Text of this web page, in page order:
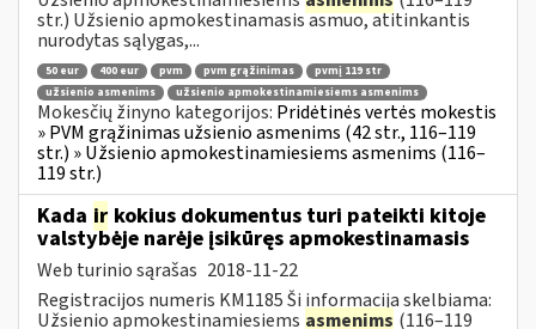
str.) Užsienio apmokestinamasis asmuo, atitinkantis
nurodytas sąlygas,...
50 eur 400 eur pvm pvm grąžinimas
pvmį 119 str
užsienio asmenims
užsienio apmokestinamiesiems asmenims
Mokesčių žinyno kategorijos: Pridėtinės vertės mokestis
» PVM grąžinimas užsienio asmenims (42 str., 116–119
str.) » Užsienio apmokestinamiesiems asmenims (116–
119 str.)
Kada ir kokius dokumentus turi pateikti kitoje
valstybėje narėje įsikūręs apmokestinamasis
Web turinio sąrašas 2018-11-22
Registracijos numeris KM1185 Ši informacija skelbiama:
Užsienio apmokestinamiesiems asmenims (116–119